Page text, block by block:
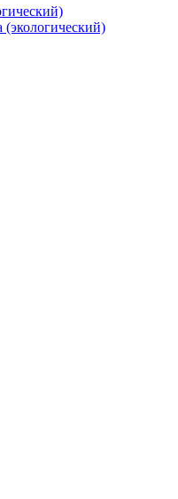
(экологический)